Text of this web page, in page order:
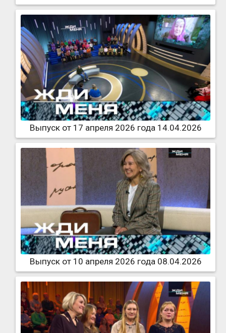
Выпуск от 17 апреля 2026 года 14.04.2026
Выпуск от 10 апреля 2026 года 08.04.2026